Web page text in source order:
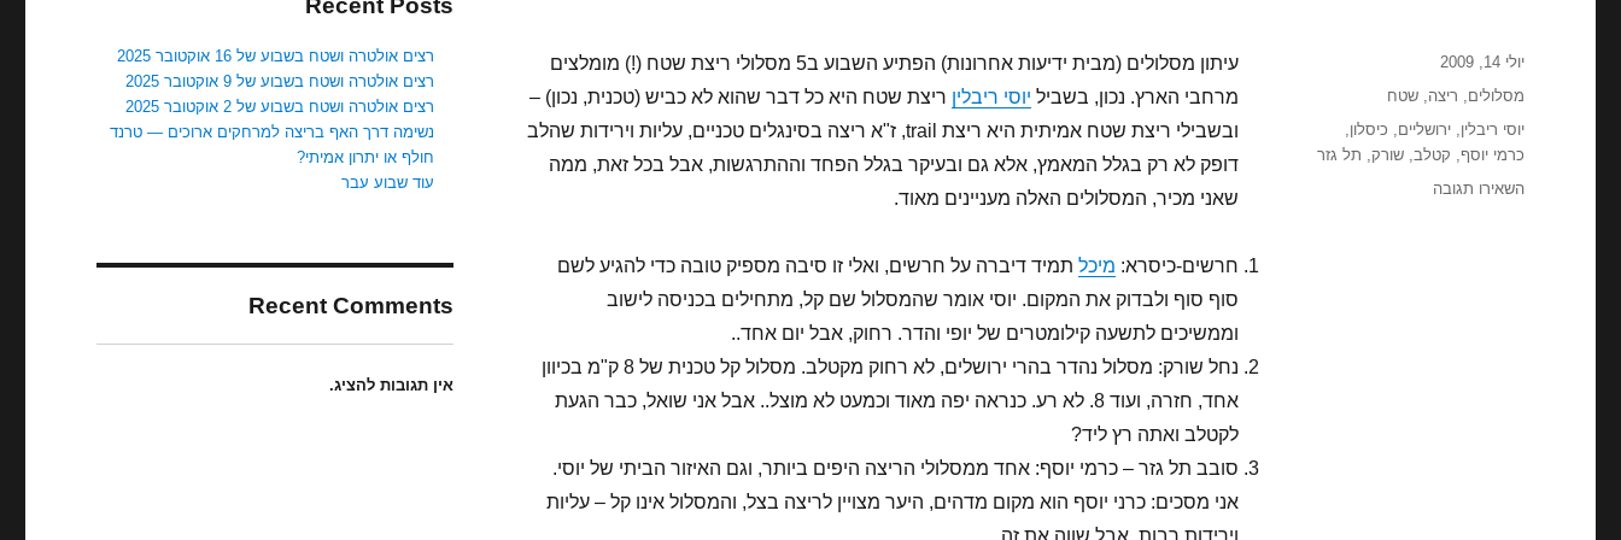
עיתון מסלולים (מבית ידיעות אחרונות) הפתיע השבוע ב5 מסלולי ריצת שטח (!) מומלצים
מרחבי הארץ. נכון, בשביל יוסי ריבלין ריצת שטח היא כל דבר שהוא לא כביש (טכנית, נכון) –
ובשבילי ריצת שטח אמיתית היא ריצת trail, ז"א ריצה בסינגלים טכניים, עליות וירידות שהלב
דופק לא רק בגלל המאמץ, אלא גם ובעיקר בגלל הפחד וההתרגשות, אבל בכל זאת, ממה
שאני מכיר, המסלולים האלה מעניינים מאוד.
חרשים-כיסרא: מיכלתמיד דיברה על חרשים, ואלי זו סיבה מספיק טובה כדי להגיע לשם
סוף סוף ולבדוק את המקום. יוסי אומר שהמסלול שם קל, מתחילים בכניסה לישוב
וממשיכים לתשעה קילומטרים של יופי והדר. רחוק, אבל יום אחד..
נחל שורק: מסלול נהדר בהרי ירושלים, לא רחוק מקטלב. מסלול קל טכנית של 8 ק"מ בכיוון
אחד, חזרה, ועוד 8. לא רע. כנראה יפה מאוד וכמעט לא מוצל.. אבל אני שואל, כבר הגעת
לקטלב ואתה רץ ליד?
סובב תל גזר – כרמי יוסף: אחד ממסלולי הריצה היפים ביותר, וגם האיזור הביתי של יוסי.
אני מסכים: כרני יוסף הוא מקום מדהים, היער מצויין לריצה בצל, והמסלול אינו קל – עליות
וירידות רבות, אבל שווה את זה.
פורסם
בתאריך
יולי 14, 2009
קטגוריות
מסלולים, ריצה,שטח
תגיות
יוסי ריבלין,ירושליים, כיסלון,
כרמי יוסף, קטלב,שורק, תל גזר
השאירו תגובה
Recent Posts
רצים אולטרה ושטח בשבוע של 16 אוקטובר 2025
רצים אולטרה ושטח בשבוע של 9 אוקטובר 2025
רצים אולטרה ושטח בשבוע של 2 אוקטובר 2025
נשימה דרך האף בריצה למרחקים ארוכים — טרנד
חולף או יתרון אמיתי?
עוד שבוע עבר
Recent Comments
אין תגובות להציג.